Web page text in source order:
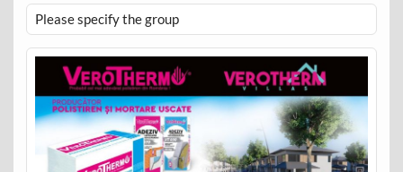
Please specify the group